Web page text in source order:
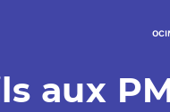
aux